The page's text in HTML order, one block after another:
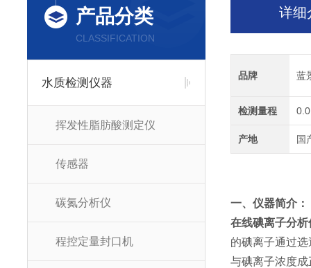
产品分类
CLASSIFICATION
水质检测仪器
挥发性脂肪酸测定仪
传感器
碳氮分析仪
程控定量封口机
详细
品牌 蓝
检测量程
产地 国
一、仪器简介：
在线碘离子分析
的碘离子通过
与碘离子浓度